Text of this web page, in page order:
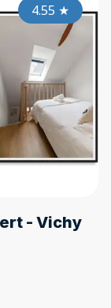
4.55 ★
- Vichy